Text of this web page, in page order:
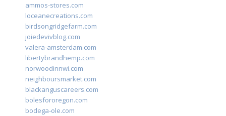
ammos-stores.com
loceanecreations.com
birdsongridgefarm.com
joiedevivblog.com
valera-amsterdam.com
libertybrandhemp.com
norwoodinnwi.com
neighboursmarket.com
blackanguscareers.com
bolesfororegon.com
bodega-ole.com